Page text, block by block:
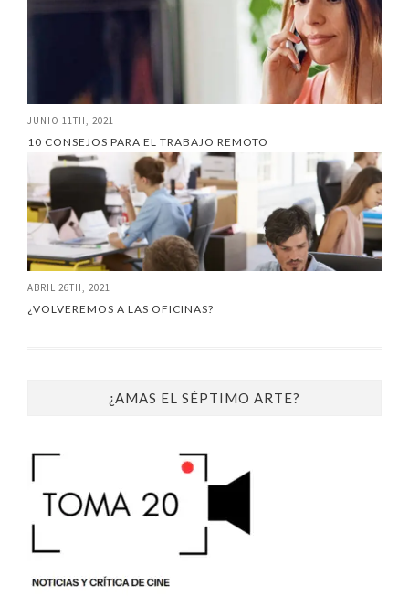
JUNIO 11TH, 2021
10 CONSEJOS PARA EL TRABAJO REMOTO
ABRIL 26TH, 2021
¿VOLVEREMOS A LAS OFICINAS?
¿AMAS EL SÉPTIMO ARTE?